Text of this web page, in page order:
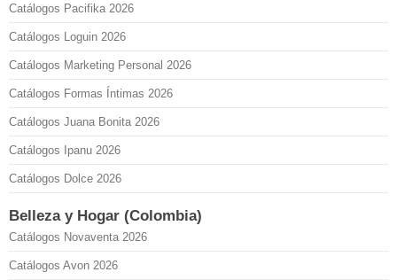
Catálogos Pacifika 2026
Catálogos Loguin 2026
Catálogos Marketing Personal 2026
Catálogos Formas Íntimas 2026
Catálogos Juana Bonita 2026
Catálogos Ipanu 2026
Catálogos Dolce 2026
Belleza y Hogar (Colombia)
Catálogos Novaventa 2026
Catálogos Avon 2026